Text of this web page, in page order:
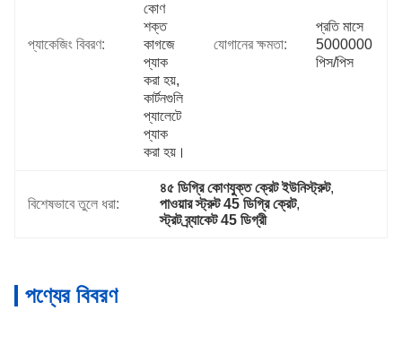
প্যাকেজিং বিবরণ:
কোণ
শক্ত
কাগজে
প্যাক
করা হয়,
কার্টনগুলি
প্যালেটে
প্যাক
করা হয়।
যোগানের ক্ষমতা:
প্রতি মাসে
5000000
পিস/পিস
বিশেষভাবে তুলে ধরা:
৪৫ ডিগ্রি কোণযুক্ত ক্রেট ইউনিস্ট্রুট,
পাওয়ার স্ট্রুট 45 ডিগ্রি ক্রেট,
স্ট্রট ব্র্যাকেট 45 ডিগ্রী
পণ্যের বিবরণ